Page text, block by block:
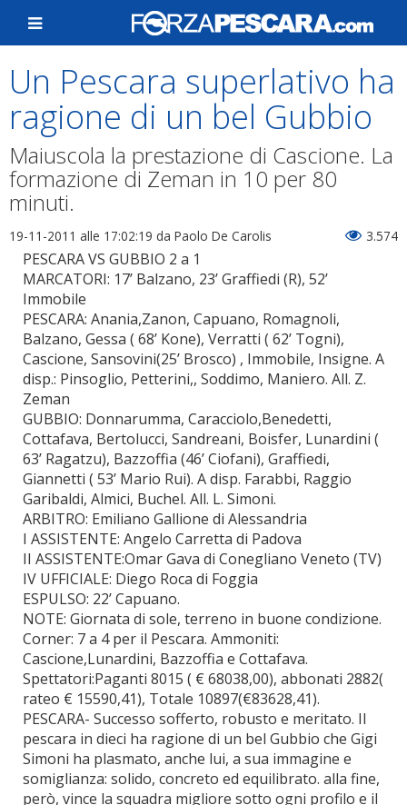
Un Pescara superlativo ha
ragione di un bel Gubbio
Maiuscola la prestazione di Cascione. La
formazione di Zeman in 10 per 80
minuti.
19-11-2011 alle 17:02:19 da Paolo De Carolis 3.574
PESCARA VS GUBBIO 2 a 1
MARCATORI: 17’ Balzano, 23’ Graffiedi (R), 52’
Immobile
PESCARA: Anania,Zanon, Capuano, Romagnoli,
Balzano, Gessa ( 68’ Kone), Verratti ( 62’ Togni),
Cascione, Sansovini(25’ Brosco) , Immobile, Insigne. A
disp.: Pinsoglio, Petterini,, Soddimo, Maniero. All. Z.
Zeman
GUBBIO: Donnarumma, Caracciolo,Benedetti,
Cottafava, Bertolucci, Sandreani, Boisfer, Lunardini (
63’ Ragatzu), Bazzoffia (46’ Ciofani), Graffiedi,
Giannetti ( 53’ Mario Rui). A disp. Farabbi, Raggio
Garibaldi, Almici, Buchel. All. L. Simoni.
ARBITRO: Emiliano Gallione di Alessandria
I ASSISTENTE: Angelo Carretta di Padova
II ASSISTENTE:Omar Gava di Conegliano Veneto (TV)
IV UFFICIALE: Diego Roca di Foggia
ESPULSO: 22’ Capuano.
NOTE: Giornata di sole, terreno in buone condizione.
Corner: 7 a 4 per il Pescara. Ammoniti:
Cascione,Lunardini, Bazzoffia e Cottafava.
Spettatori:Paganti 8015 ( € 68038,00), abbonati 2882(
rateo € 15590,41), Totale 10897(€83628,41).
PESCARA- Successo sofferto, robusto e meritato. Il
pescara in dieci ha ragione di un bel Gubbio che Gigi
Simoni ha plasmato, anche lui, a sua immagine e
somiglianza: solido, concreto ed equilibrato. alla fine,
però, vince la squadra migliore sotto ogni profilo e il